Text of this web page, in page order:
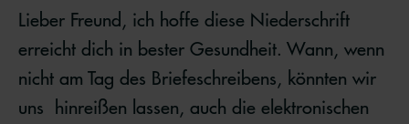
Lieber Freund, ich hoffe diese Niederschrift
erreicht dich in bester Gesundheit. Wann, wenn
nicht am Tag des Briefeschreibens, könnten wir
uns hinreißen lassen, auch die elektronischen